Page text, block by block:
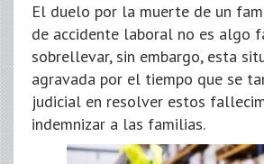
El duelo por la muerte de un
de accidente laboral no es algo
sobrellevar, sin embargo, esta
agravada por el tiempo que se
judicial en resolver estos
indemnizar a las familias.